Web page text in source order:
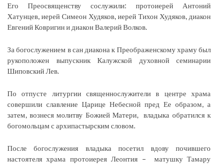
Его Преосвященству сослужили: протоиерей Антоний
Хатунцев, иерей Симеон Худяков, иерей Тихон Худяков, диакон
Евгений Ковригин и диакон Валерий Волков.
За богослужением в сан диакона к Преображенскому храму был
рукоположен выпускник Калужской духовной семинарии
Шиповский Лев.
По отпусте литургии священнослужители в центре храма
совершили славление Царице Небесной пред Ее образом, а
затем, вознеся молитву Божией Матери, владыка обратился к
богомольцам с архипастырским словом.
После богослужения владыка посетил вдову почившего
настоятеля храма протоиерея Леонтия – матушку Тамару